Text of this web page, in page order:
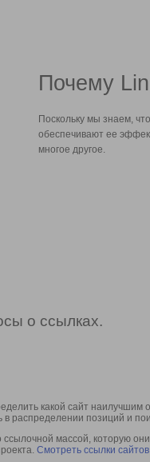
Почему
Поскольку мы знаем,
обеспечивают ее
многое другое.
о ссылках.
какой сайт наилучшим
в раcпределении позиций и
массой, которую
Смотреть ссылки сайтов